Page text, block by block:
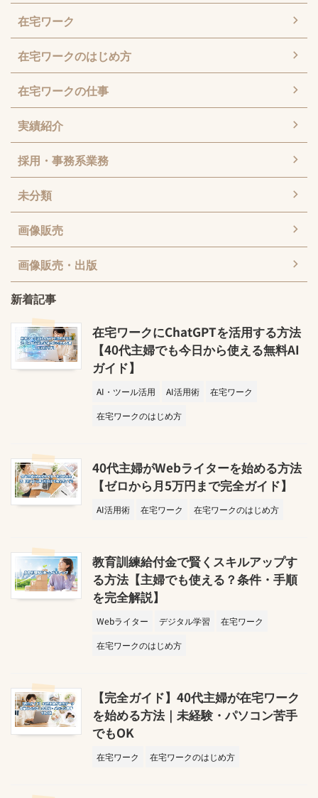
在宅ワーク
在宅ワークのはじめ方
在宅ワークの仕事
実績紹介
採用・事務系業務
未分類
画像販売
画像販売・出版
新着記事
在宅ワークにChatGPTを活用する方法
【40代主婦でも今日から使える無料AI
ガイド】
AI・ツール活用 AI活用術
在宅ワーク
在宅ワークのはじめ方
40代主婦がWebライターを始める方法
【ゼロから月5万円まで完全ガイド】
AI活用術 在宅ワーク 在宅ワークのはじめ方
教育訓練給付金で賢くスキルアップす
る方法【主婦でも使える？条件・手順
を完全解説】
Webライター デジタル学習
在宅ワーク
在宅ワークのはじめ方
【完全ガイド】40代主婦が在宅ワーク
を始める方法｜未経験・パソコン苦手
でもOK
在宅ワーク 在宅ワークのはじめ方